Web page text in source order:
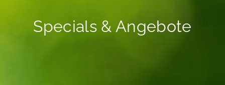
Specials & Angebote